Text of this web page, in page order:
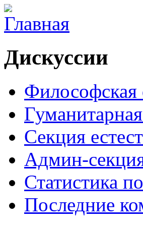
Дискуссии
Философская
Секция
Админ-
Статистика
Последние